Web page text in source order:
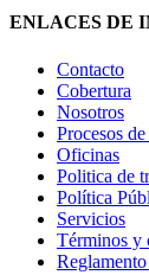
ENLACES DE
Contacto
Cobertura
Nosotros
Procesos
Oficinas
Politica de
Política
Servicios
Términos y